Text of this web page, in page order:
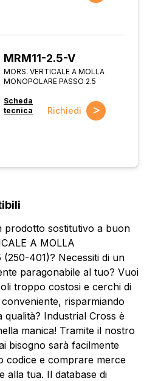
MRM11-2.5-V
MORS. VERTICALE A MOLLA
MONOPOLARE PASSO 2.5
Scheda
tecnica
Richiedi >
prodotto sostitutivo a buon
A MOLLA
(250-401)? Necessiti di un
paragonabile al tuo? Vuoi
troppo costosi e cerchi di
risparmiando
qualità? Industrial Cross è
manica! Tramite il nostro
bisogno sarà facilmente
codice e comprare merce
alla tua. Il database di